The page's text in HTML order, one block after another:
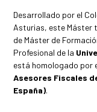
Desarrollado por el
Asturias, este Máster
de Máster de
Profesional de la
está homologado por
Asesores Fiscales
España).